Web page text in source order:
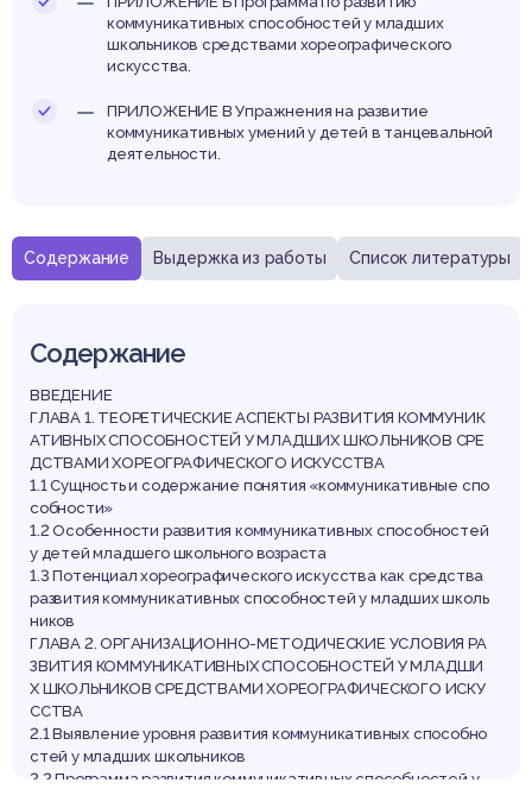
Содержание Выдержка из работы Список литературы
Содержание
ВВЕДЕНИЕ
ГЛАВА 1. ТЕОРЕТИЧЕСКИЕ АСПЕКТЫ РАЗВИТИЯ КОММУНИК
АТИВНЫХ СПОСОБНОСТЕЙ У МЛАДШИХ ШКОЛЬНИКОВ СРЕ
ДСТВАМИ ХОРЕОГРАФИЧЕСКОГО ИСКУССТВА
1.1 Сущность и содержание понятия «коммуникативные спо
собности»
1.2 Особенности развития коммуникативных способностей
у детей младшего школьного возраста
1.3 Потенциал хореографического искусства как средства
развития коммуникативных способностей у младших школь
ников
ГЛАВА 2. ОРГАНИЗАЦИОННО-МЕТОДИЧЕСКИЕ УСЛОВИЯ РА
ЗВИТИЯ КОММУНИКАТИВНЫХ СПОСОБНОСТЕЙ У МЛАДШИ
Х ШКОЛЬНИКОВ СРЕДСТВАМИ ХОРЕОГРАФИЧЕСКОГО ИСКУ
ССТВА
2.1 Выявление уровня развития коммуникативных способно
стей у младших школьников
2.2 Программа развития коммуникативных способностей у
коммуникативных способностей у младших
школьников средствами хореографического
искусства.
ПРИЛОЖЕНИЕ В Упражнения на развитие
коммуникативных умений у детей в танцевальной
деятельности.